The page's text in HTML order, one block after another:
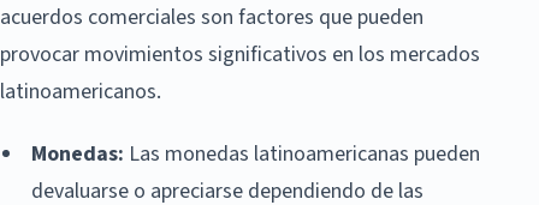
acuerdos comerciales son factores que pueden
provocar movimientos significativos en los mercados
latinoamericanos.
Monedas: Las monedas latinoamericanas pueden
devaluarse o apreciarse dependiendo de las